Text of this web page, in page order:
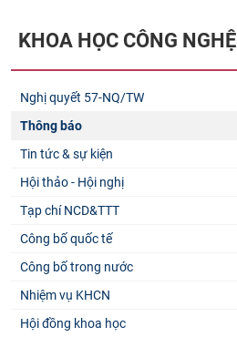
KHOA HỌC CÔNG NGHỆ
Nghị quyết 57-NQ/TW
Thông báo
Tin tức & sự kiện
Hội thảo - Hội nghị
Tạp chí NCD&TTT
Công bố quốc tế
Công bố trong nước
Nhiệm vụ KHCN
Hội đồng khoa học